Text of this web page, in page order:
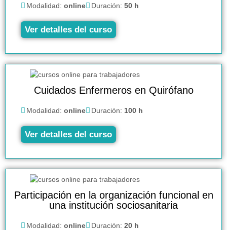
Modalidad: online Duración: 50 h
Ver detalles del curso
Cuidados Enfermeros en Quirófano
Modalidad: online Duración: 100 h
Ver detalles del curso
Participación en la organización funcional en
una institución sociosanitaria
Modalidad: online Duración: 20 h